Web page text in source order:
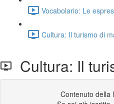
Vocabolario: Le
Cultura: Il turismo di
Cultura: Il
Contenuto della